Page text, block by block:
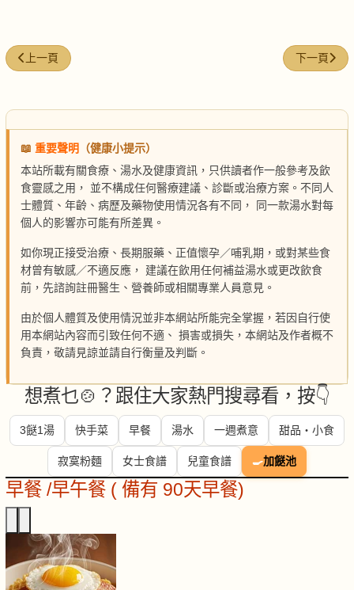
上一篇文章: 巴戟燉羊腎
上一頁 下一篇文章
下一頁
📖 重要聲明
（健康小提示）
本站所載有關食療、湯水及健康資訊，只供讀者作一般參考及飲
食靈感之用， 並不構成任何醫療建議、診斷或治療方案。不同人
士體質、年齡、病歷及藥物使用情況各有不同， 同一款湯水對每
個人的影響亦可能有所差異。
如你現正接受治療、長期服藥、正值懷孕／哺乳期，或對某些食
材曾有敏感／不適反應， 建議在飲用任何補益湯水或更改飲食
前，先諮詢註冊醫生、營養師或相關專業人員意見。
由於個人體質及使用情況並非本網站所能完全掌握，若因自行使
用本網站內容而引致任何不適、 損害或損失，本網站及作者概不
負責，敬請見諒並請自行衡量及判斷。
想煮乜🍲？跟住大家熱門搜尋看，按👇
3餸1湯 快手菜 早餐 湯水 一週煮意 甜品・小食
寂寞粉麵 女士食譜 兒童食譜 🍳加餸池
早餐 /早午餐 ( 備有 90天早餐)